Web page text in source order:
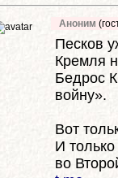
Аноним
Песков
Кремля
Бедрос
войну».
Вот
И
во